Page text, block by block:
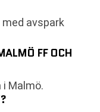
avspark
FF OCH
Malmö.